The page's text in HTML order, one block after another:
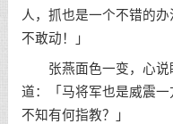
人，抓也是一个不错的
不敢动！」
张燕面色一变，心说
道：「马将军也是威震一
不知有何指教？」